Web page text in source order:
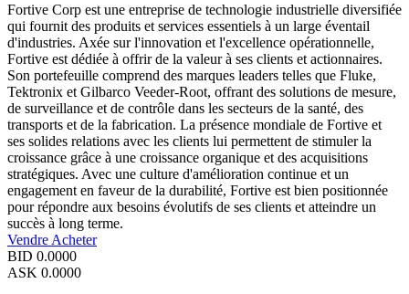
Fortive Corp est une entreprise de technologie industrielle diversifiée
qui fournit des produits et services essentiels à un large éventail
d'industries. Axée sur l'innovation et l'excellence opérationnelle,
Fortive est dédiée à offrir de la valeur à ses clients et actionnaires.
Son portefeuille comprend des marques leaders telles que Fluke,
Tektronix et Gilbarco Veeder-Root, offrant des solutions de mesure,
de surveillance et de contrôle dans les secteurs de la santé, des
transports et de la fabrication. La présence mondiale de Fortive et
ses solides relations avec les clients lui permettent de stimuler la
croissance grâce à une croissance organique et des acquisitions
stratégiques. Avec une culture d'amélioration continue et un
engagement en faveur de la durabilité, Fortive est bien positionnée
pour répondre aux besoins évolutifs de ses clients et atteindre un
succès à long terme.
Vendre Acheter
BID 0.0000
ASK 0.0000